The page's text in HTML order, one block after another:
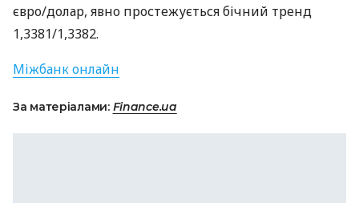
євро/долар, явно простежується бічний тренд
1,3381/1,3382.
Міжбанк онлайн
За матеріалами: Finance.ua